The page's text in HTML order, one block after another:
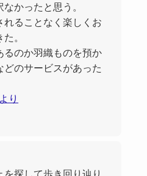
かったと思う。
れることなく楽しくお
。
るのか羽織ものを預か
どのサービスがあった
り
を探して歩き回り辿り